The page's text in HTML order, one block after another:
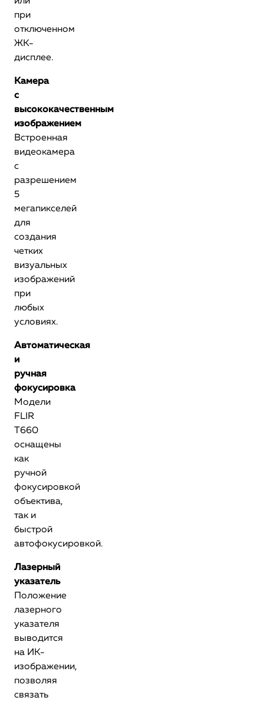
при
отключенном
ЖК-
дисплее.
Камера
с
высококачественным
изображением
Встроенная
видеокамера
с
разрешением
5
мегапикселей
для
создания
четких
визуальных
изображений
при
любых
условиях.
Автоматическая
и
ручная
фокусировка
Модели
FLIR
T660
оснащены
как
ручной
фокусировкой
объектива,
так и
быстрой
автофокусировкой.
Лазерный
указатель
Положение
лазерного
указателя
выводится
на ИК-
изображении,
позволяя
связать